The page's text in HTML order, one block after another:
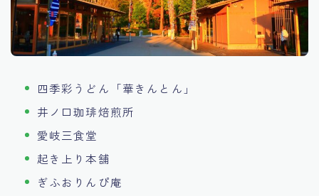
四季彩うどん「華きんとん」
井ノ口珈琲焙煎所
愛岐三食堂
起き上り本舗
ぎふおりんぴ庵